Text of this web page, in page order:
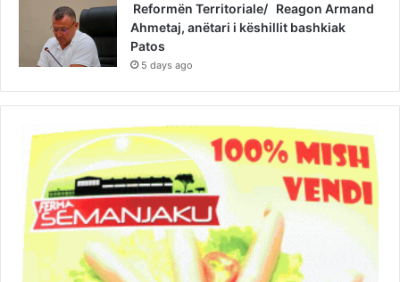
Reformën Territoriale/ Reagon Armand
Ahmetaj, anëtari i këshillit bashkiak
Patos
5 days ago